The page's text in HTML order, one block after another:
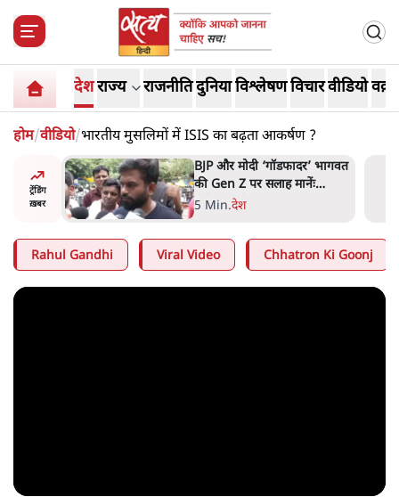
देशराज्य राजनीतिदुनियाविश्लेषणविचारवीडियो
होम/वीडियो/भारतीय मुसलिमों में ISIS का बढ़ता आकर्षण ?
ट्रेंडिंग
ख़बर
भागवत
मार्क ज़करबर्ग का माफीनामाः ये
बहुत अंदर की बात है
9 Min.विश्लेषण
Rahul Gandhi Viral Video Chhatron Ki Goonj